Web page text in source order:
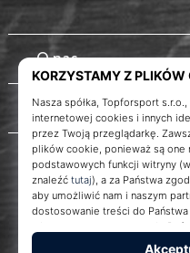
O nas
Obsługa klienta